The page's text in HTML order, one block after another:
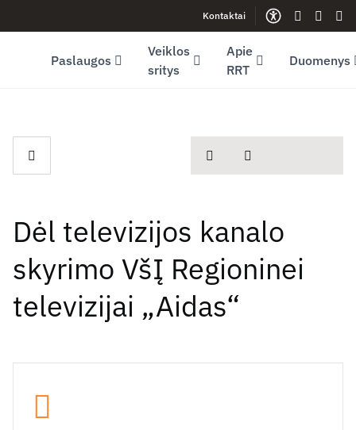
Youtube (opens in new window)Kontaktai
Gestų
Paslaugos
Veiklos
sritys
Apie
RRT
Duomenys
spausdintiDalintis
Dėl televizijos kanalo
skyrimo VšĮ Regioninei
televizijai „Aidas“